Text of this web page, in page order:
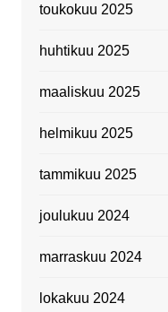
toukokuu 2025
huhtikuu 2025
maaliskuu 2025
helmikuu 2025
tammikuu 2025
joulukuu 2024
marraskuu 2024
lokakuu 2024